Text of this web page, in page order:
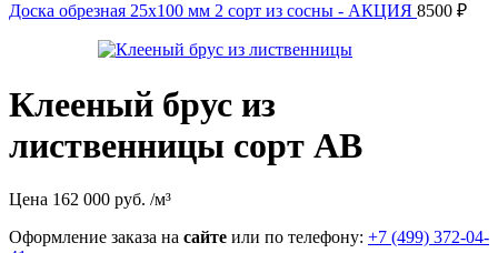
Доска обрезная 25х100 мм 2 сорт из сосны - АКЦИЯ 8500 ₽
Клееный брус из
лиственницы сорт АВ
Цена 162 000 руб. /м³
Оформление заказа на сайте или по телефону: +7 (499) 372-04-